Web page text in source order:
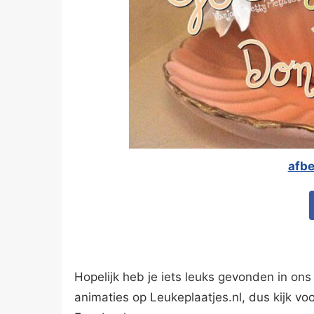
Hopelijk heb je iets leuks gevonden in
animaties op Leukeplaatjes.nl, dus kijk